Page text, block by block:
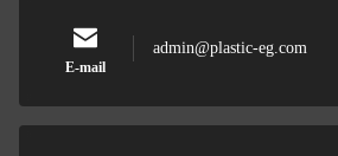
E-mail
admin@plastic-eg.com